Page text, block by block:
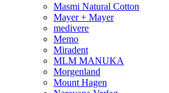
Masmi Natural Cotton
Mayer + Mayer
medivere
Memo
Miradent
MLM MANUKA
Morgenland
Mount Hagen